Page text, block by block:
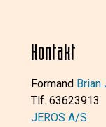
Kontakt
Formand Brian
Tlf. 63623913
JEROS A/S